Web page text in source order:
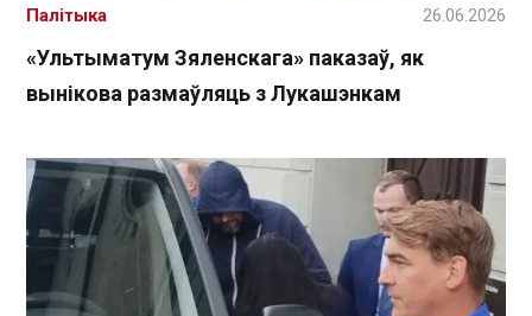
«Ультыматум Зяленскага» паказаў, як
вынікова размаўляць з Лукашэнкам
Палітыка 26.06.2026